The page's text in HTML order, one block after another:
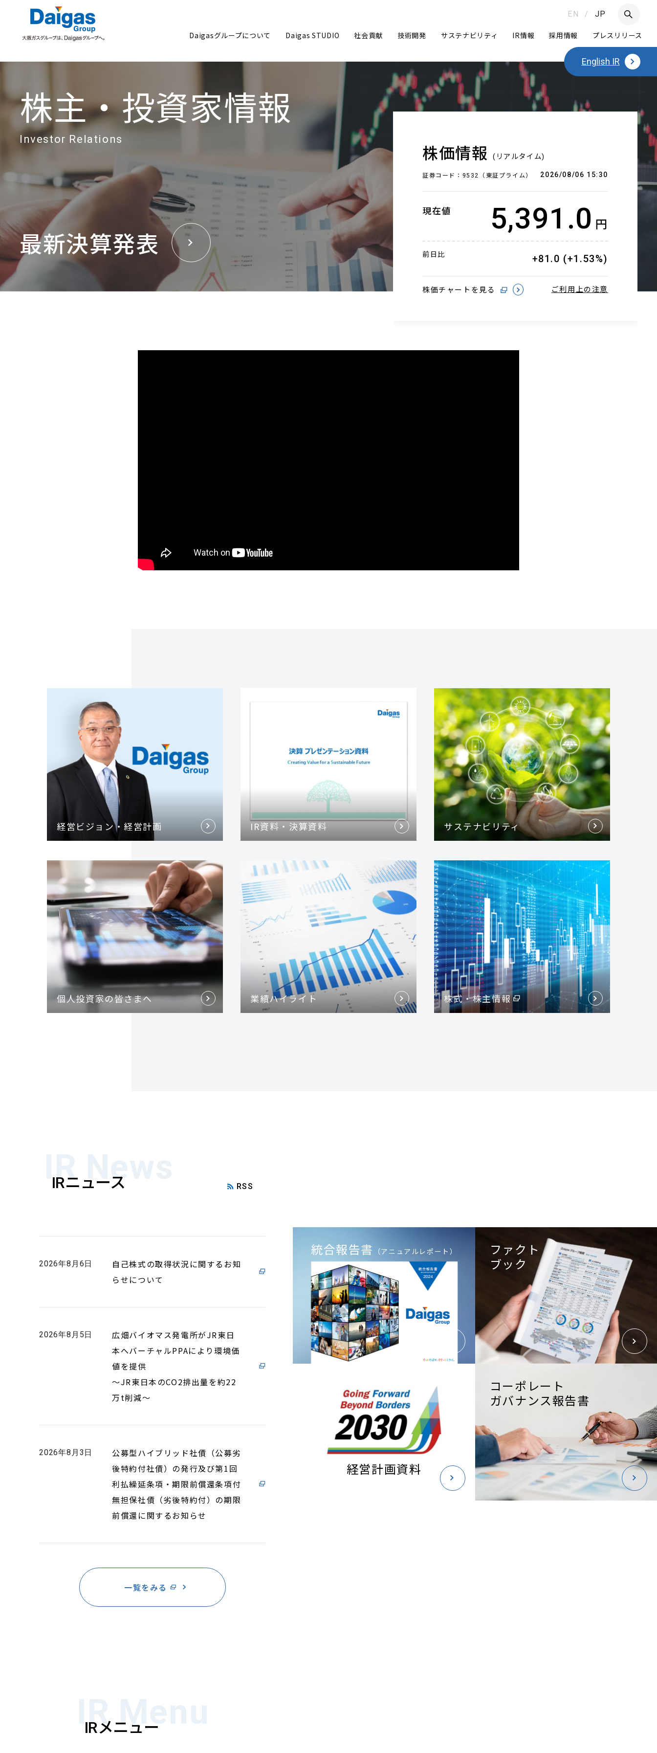
EN / JP
Daigasグループについて
Daigasグループについて
数字で見るDaigasグループ
沿革
Daigasグループ会社一覧 カーボンニュートラルへの挑戦
『e-メタン』プロモーションサイト
Daigas STUDIO 社会貢献 技術開発 サステナビリティ IR情報 採用情報 プレスリリース
株主・投資家情報
Investor Relations
最新決算発表
English IR
経営ビジョン・経営計画 IR資料・決算資料 サステナビリティ
個⼈投資家の皆さまへ 業績ハイライト 株式・株主情報
IRニュース
IR News RSS
2026年8月6日
自己株式の取得状況に関するお知
らせについて
2026年8月5日
広畑バイオマス発電所がJR東日
本へバーチャルPPAにより環境価
値を提供
～JR東日本のCO2排出量を約22
万t削減～
2026年8月3日
公募型ハイブリッド社債（公募劣
後特約付社債）の発行及び第1回
利払繰延条項・期限前償還条項付
無担保社債（劣後特約付）の期限
前償還に関するお知らせ
一覧をみる
統合報告書 （アニュアルレポート）
ファクト
ブック
経営計画資料
コーポレート
ガバナンス報告書
IRメニュー
IR Menu